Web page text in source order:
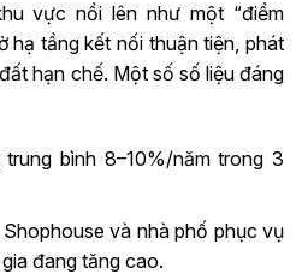
vực nổi lên như một “điểm
hạ tầng kết nối thuận tiện, phát
hạn chế. Một số số liệu đáng
bình 8–10%/năm trong 3
và nhà phố phục vụ
đang tăng cao.